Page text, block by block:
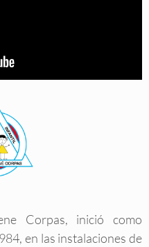
Corpas, inició como
en las instalaciones de